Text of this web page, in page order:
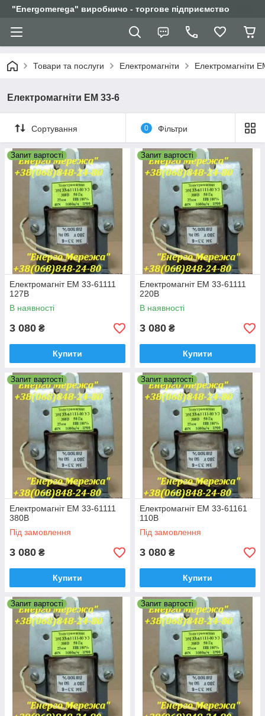
"Еnergomerega" виробничо - торгове підприємство
Товари та послуги Електромагніти Електромагніти
Електромагніти ЕМ 33-6
Сортування 0 Фільтри
Запит вартості
Електромагніт ЕМ 33-61111
127В
В наявності
3 080 ₴
Купити
Запит вартості
Електромагніт ЕМ 33-61111
220В
В наявності
3 080 ₴
Купити
Запит вартості
Електромагніт ЕМ 33-61111
380В
Під замовлення
3 080 ₴
Купити
Запит вартості
Електромагніт ЕМ 33-61161
110В
Під замовлення
3 080 ₴
Купити
Запит вартості Запит вартості